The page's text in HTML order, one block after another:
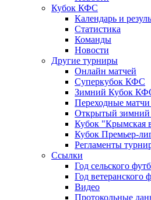
Кубок КФС
Календарь и
Статистика
Команды
Новости
Другие турниры
Онлайн матчей
Суперкубок КФС
Зимний Кубок
Переходные
Открытый
Кубок "Крымская
Кубок Премьер-
Регламенты
Ссылки
Год сельского
Год ветеранского
Видео
Протокольные